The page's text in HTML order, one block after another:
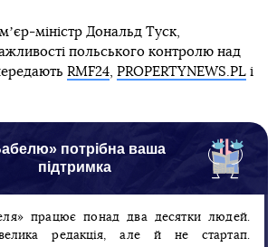
міністр Дональд Туск,
польського контролю над
RMF24, PROPERTYNEWS.PL і
потрібна ваша
підтримка
працює понад два десятки людей.
редакція, але й не стартап.